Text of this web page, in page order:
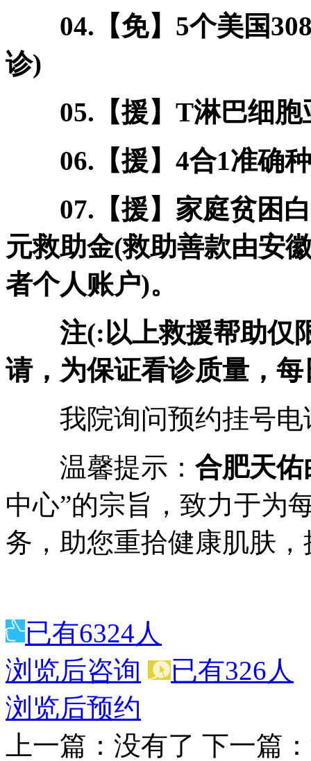
04.【免】5个美国308
诊)
05.【援】T淋巴细胞
06.【援】4合1准确种
07.【援】家庭贫困白
元救助金(救助善款由安
者个人账户)。
注(:以上救援帮助仅
请，为保证看诊质量，每
我院询问预约挂号电
温馨提示： 合肥天
中心”的宗旨，致力于为
务，助您重拾健康肌肤
已有6324人
浏览后咨询
已有326人
浏览后预约
上一篇：没有了 下一篇